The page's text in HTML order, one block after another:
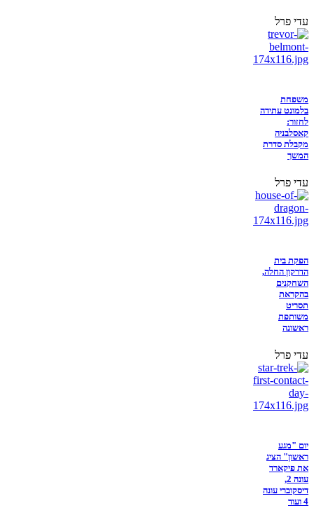
עדי פרל
משפחת
בלמונט עתידה
לחזור:
קאסלבניה
מקבלת סדרת
המשך
עדי פרל
הפקת בית
הדרקון החלה,
השחקנים
בהקראת
תסריט
משותפת
ראשונה
עדי פרל
יום "מגע
ראשון" הציג
את פיקארד
עונה 2,
דיסקוברי עונה
4 ועוד